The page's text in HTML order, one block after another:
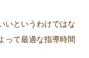
いというわけではな
って最適な指導時間